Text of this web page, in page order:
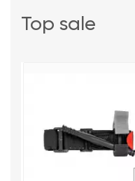
top sale